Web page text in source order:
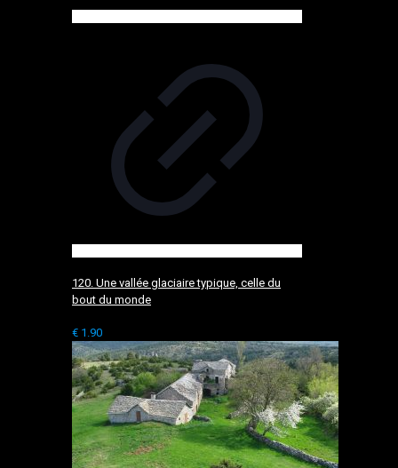
120. Une vallée glaciaire typique, celle du
bout du monde
€ 1.90